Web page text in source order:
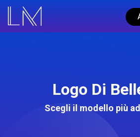
Logo Di
Scegli il modello più